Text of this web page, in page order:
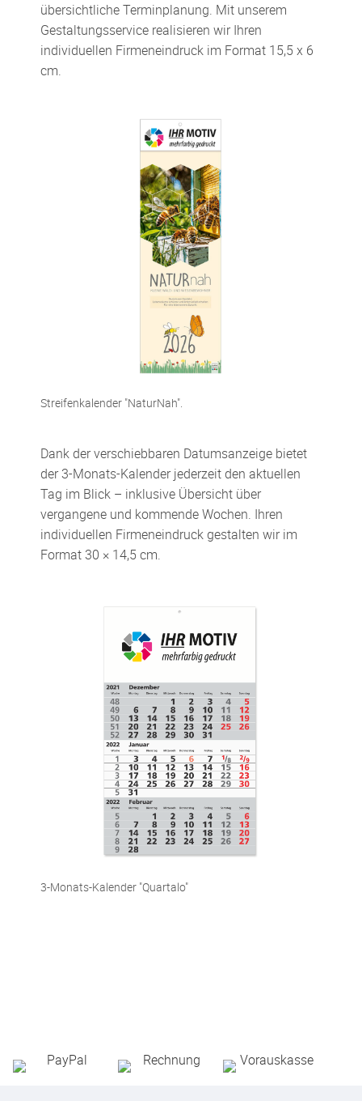
übersichtliche Terminplanung. Mit unserem
Gestaltungsservice realisieren wir Ihren
individuellen Firmeneindruck im Format 15,5 x 6
cm.
Streifenkalender "NaturNah".
Dank der verschiebbaren Datumsanzeige bietet
der 3-Monats-Kalender jederzeit den aktuellen
Tag im Blick – inklusive Übersicht über
vergangene und kommende Wochen. Ihren
individuellen Firmeneindruck gestalten wir im
Format 30 × 14,5 cm.
3-Monats-Kalender "Quartalo"